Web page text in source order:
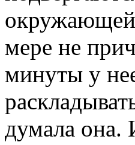
мере не
минуты у
думала она.